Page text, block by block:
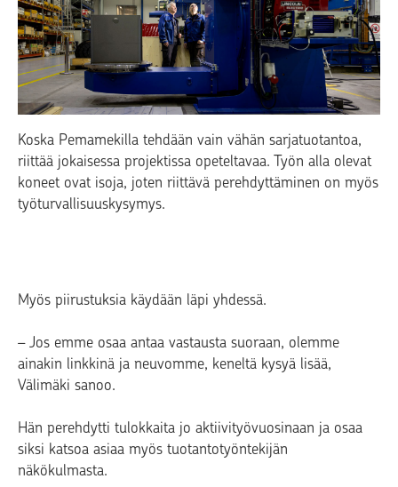
Koska Pemamekilla tehdään vain vähän sarjatuotantoa,
riittää jokaisessa projektissa opeteltavaa. Työn alla olevat
koneet ovat isoja, joten riittävä perehdyttäminen on myös
työturvallisuuskysymys.
Myös piirustuksia käydään läpi yhdessä.
– Jos emme osaa antaa vastausta suoraan, olemme
ainakin linkkinä ja neuvomme, keneltä kysyä lisää,
Välimäki sanoo.
Hän perehdytti tulokkaita jo aktiivityövuosinaan ja osaa
siksi katsoa asiaa myös tuotantotyöntekijän
näkökulmasta.